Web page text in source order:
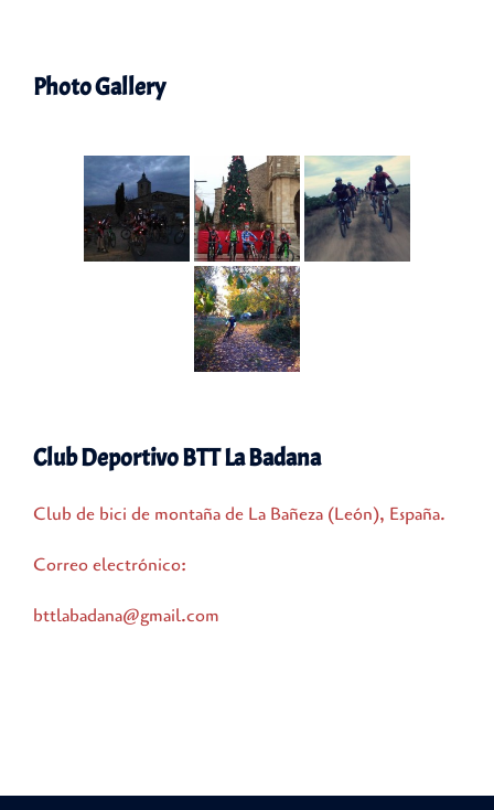
Photo Gallery
Club Deportivo BTT La Badana
Club de bici de montaña de La Bañeza (León), España.
Correo electrónico:
bttlabadana@gmail.com